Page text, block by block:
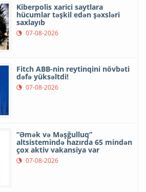
Kiberpolis xarici saytlara
hücumlar təşkil edən şəxsləri
saxlayıb
07-08-2026
Fitch ABB-nin reytinqini növbəti
dəfə yüksəltdi!
07-08-2026
“Əmək və Məşğulluq”
altsistemində hazırda 65 mindən
çox aktiv vakansiya var
07-08-2026